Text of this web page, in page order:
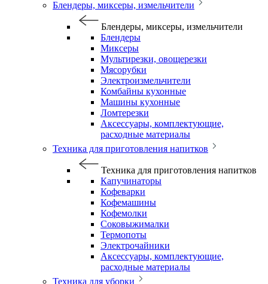
Блендеры, миксеры, измельчители
Блендеры, миксеры, измельчители
Блендеры
Миксеры
Мультирезки, овощерезки
Мясорубки
Электроизмельчители
Комбайны кухонные
Машины кухонные
Ломтерезки
Аксессуары, комплектующие,
расходные материалы
Техника для приготовления напитков
Техника для приготовления напитков
Капучинаторы
Кофеварки
Кофемашины
Кофемолки
Соковыжималки
Термопоты
Электрочайники
Аксессуары, комплектующие,
расходные материалы
Техника для уборки